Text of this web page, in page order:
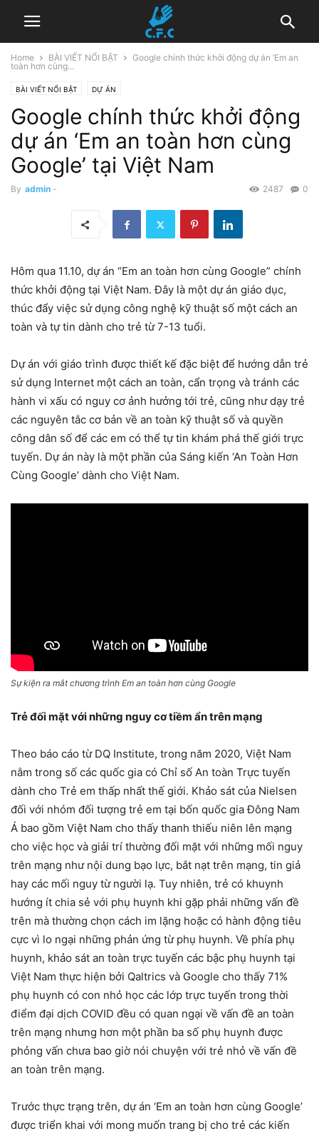
Home BÀI VIẾT NỔI BẬT
Google chính thức khởi động dự án ‘Em an
toàn hơn cùng...
BÀI VIẾT NỔI BẬT DỰ ÁN
BE INTERNET AWESOME - EM AN TOÀN HƠN CÙNG GOOGLE 2021
HOẠT ĐỘNG
Google chính thức khởi động
dự án ‘Em an toàn hơn cùng
Google’ tại Việt Nam
By admin - 0
2487
Hôm qua 11.10, dự án “Em an toàn hơn cùng Google” chính
thức khởi động tại Việt Nam. Đây là một dự án giáo dục,
thúc đẩy việc sử dụng công nghệ kỹ thuật số một cách an
toàn và tự tin dành cho trẻ từ 7-13 tuổi.
Dự án với giáo trình được thiết kế đặc biệt để hướng dẫn trẻ
sử dụng Internet một cách an toàn, cẩn trọng và tránh các
hành vi xấu có nguy cơ ảnh hưởng tới trẻ, cũng như dạy trẻ
các nguyên tắc cơ bản về an toàn kỹ thuật số và quyền
công dân số để các em có thể tự tin khám phá thế giới trực
tuyến. Dự án này là một phần của Sáng kiến ‘An Toàn Hơn
Cùng Google’ dành cho Việt Nam.
Sự kiện ra mắt chương trình Em an toàn hơn cùng Google
Trẻ đối mặt với những nguy cơ tiềm ẩn trên mạng
Theo báo cáo từ DQ Institute, trong năm 2020, Việt Nam
nằm trong số các quốc gia có Chỉ số An toàn Trực tuyến
dành cho Trẻ em thấp nhất thế giới. Khảo sát của Nielsen
đối với nhóm đối tượng trẻ em tại bốn quốc gia Đông Nam
Á bao gồm Việt Nam cho thấy thanh thiếu niên lên mạng
cho việc học và giải trí thường đối mặt với những mối nguy
trên mạng như nội dung bạo lực, bắt nạt trên mạng, tin giả
hay các mối nguy từ người lạ. Tuy nhiên, trẻ có khuynh
hướng ít chia sẻ với phụ huynh khi gặp phải những vấn đề
trên mà thường chọn cách im lặng hoặc có hành động tiêu
cực vì lo ngại những phản ứng từ phụ huynh. Về phía phụ
huynh, khảo sát an toàn trực tuyến các bậc phụ huynh tại
Việt Nam thực hiện bởi Qaltrics và Google cho thấy 71%
phụ huynh có con nhỏ học các lớp trực tuyến trong thời
điểm đại dịch COVID đều có quan ngại về vấn đề an toàn
trên mạng nhưng hơn một phần ba số phụ huynh được
phỏng vấn chưa bao giờ nói chuyện với trẻ nhỏ về vấn đề
an toàn trên mạng.
Trước thực trạng trên, dự án ‘Em an toàn hơn cùng Google’
được triển khai với mong muốn trang bị cho trẻ các kiến